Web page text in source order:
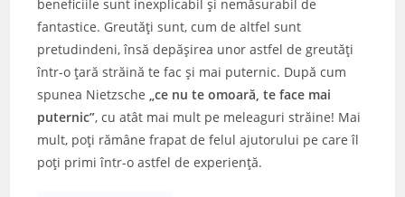
beneficiile sunt inexplicabil şi nemăsurabil de
fantastice. Greutăţi sunt, cum de altfel sunt
pretudindeni, însă depăşirea unor astfel de greutăţi
într-o ţară străină te fac şi mai puternic. După cum
spunea Nietzsche„ce nu te omoară, te face mai
puternic”, cu atât mai mult pe meleaguri străine! Mai
mult, poţi rămâne frapat de felul ajutorului pe care îl
poţi primi într-o astfel de experienţă.